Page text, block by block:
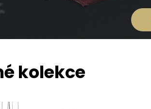
kolekce